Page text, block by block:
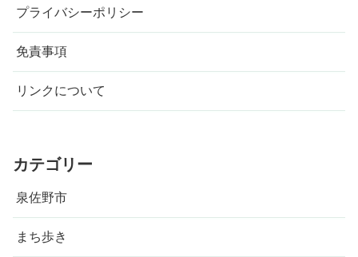
プライバシーポリシー
免責事項
リンクについて
カテゴリー
泉佐野市
まち歩き